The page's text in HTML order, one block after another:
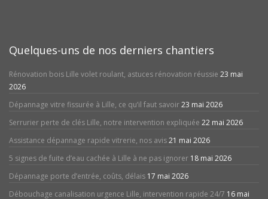
Quelques-uns de nos derniers chantiers
Rénovation bois Lille volet roulant, astuces rénovation réussie 23 mai
2026
Dépannage vitre fissurée à Lille, ce qu’il faut savoir23 mai 2026
Serrurier perte de clés Lille, notre intervention expliquée 22 mai 2026
Assistance dépannage rapide vitrerie, nos avis21 mai 2026
5 signes de fuite d’eau cachée à Lille à ne pas ignorer 18 mai 2026
Dépannage porte d’entrée, coûts, délais 17 mai 2026
Débouchage canalisation urgence Lille, intervention rapide 24/7 16 mai